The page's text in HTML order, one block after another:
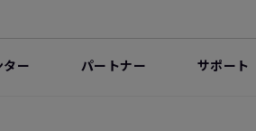
ー パートナー サポート